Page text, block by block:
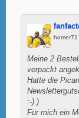
Meine 2
verpackt
Hatte die
:-) )
Für mich ein